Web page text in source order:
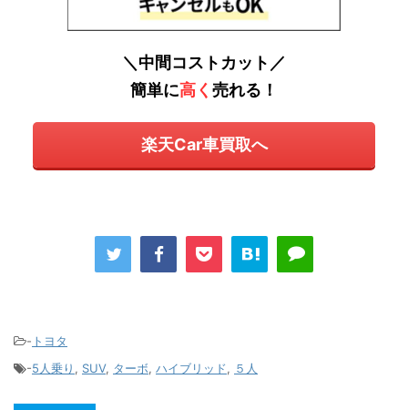
＼中間コストカット／
簡単に高く 売れる！
楽天Car車買取へ
- トヨタ
-5人乗り , SUV, ターボ, ハイブリッド, ５人